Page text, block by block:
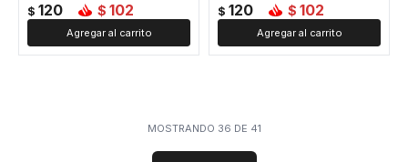
$ 120 $ 102 $ 120 $ 102
MOSTRANDO 36 DE 41